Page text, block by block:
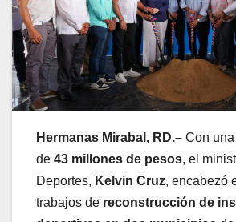
Hermanas Mirabal, RD.– Con
de 43 millones de pesos, el
Deportes, Kelvin Cruz, encabezó
trabajos de reconstrucción de